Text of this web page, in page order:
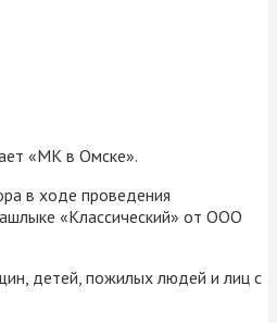
«МК в Омске».
в ходе проведения
«Классический» от ООО
детей, пожилых людей и лиц с